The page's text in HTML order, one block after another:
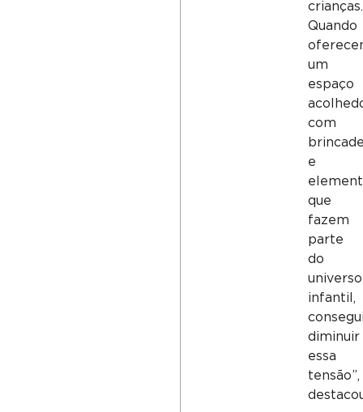
crianças.
Quando
um
espaço
com
e
que
fazem
parte
do
universo
infantil,
diminuir
essa
tensão”,